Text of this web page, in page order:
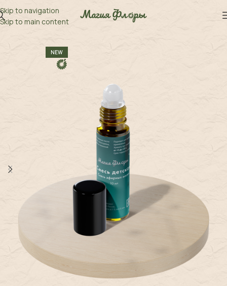
Skip to navigation
Skip to main content
NEW